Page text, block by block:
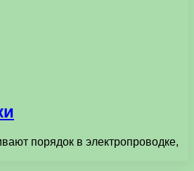
порядок в электропроводке,